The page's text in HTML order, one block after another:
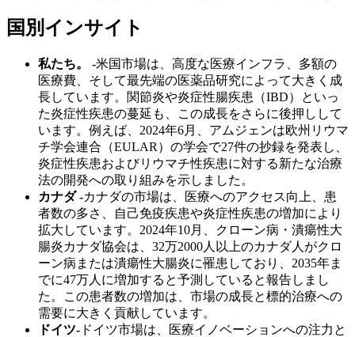
国別インサイト
私たち。 -米国市場は、高度な医療インフラ、多額の
医療費、そして最先端の医薬品研究によって大きく成
長しています。関節炎や炎症性腸疾患（IBD）といっ
た炎症性疾患の蔓延も、この成長をさらに後押しして
います。例えば、2024年6月、アムジェンは欧州リウマ
チ学会連合（EULAR）の学会で27件の抄録を発表し、
炎症性疾患およびリウマチ性疾患に対する新たな治療
法の開発への取り組みを示しました。
カナダ -カナダの市場は、医療へのアクセス向上、患
者数の多さ、自己免疫疾患や炎症性疾患の増加により
拡大しています。2024年10月、クローン病・潰瘍性大
腸炎カナダ協会は、32万2000人以上のカナダ人がクロ
ーン病または潰瘍性大腸炎に罹患しており、2035年ま
でに47万人に増加すると予測していると報告しまし
た。この患者数の増加は、市場の成長と標的治療への
需要に大きく貢献しています。
ドイツ- ドイツ市場は、医療イノベーションへの注力と